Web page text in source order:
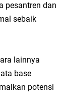
pesantren dan
sebaik
lainnya
base
potensi